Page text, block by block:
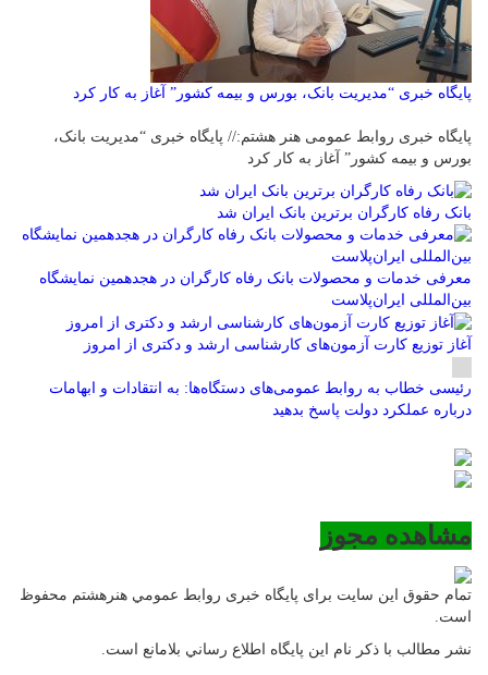
پایگاه خبری “مدیریت بانک، بورس و بیمه کشور” آغاز به کار کرد
پایگاه خبری روابط عمومی هنر هشتم:// پایگاه خبری “مدیریت بانک،
بورس و بیمه کشور” آغاز به کار کرد
بانک رفاه کارگران برترین بانک ایران شد
معرفی خدمات و محصولات بانک رفاه کارگران در هجدهمین نمایشگاه
بین‌المللی ایران‌پلاست
آغاز توزیع کارت آزمون‌های کارشناسی ارشد و دکتری از امروز
رئیسی خطاب به روابط عمومی‌های دستگاه‌ها: به انتقادات و ابهامات
درباره عملکرد دولت پاسخ بدهید
مشاهده مجوز
تمام حقوق این سایت برای پایگاه خبری روابط عمومي هنرهشتم محفوظ
است.
نشر مطالب با ذکر نام اين پايگاه اطلاع رساني بلامانع است.